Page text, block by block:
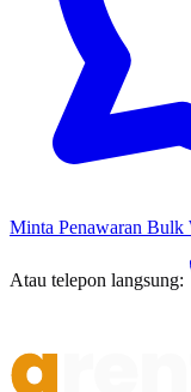
Minta Penawaran Bulk
Atau telepon langsung: